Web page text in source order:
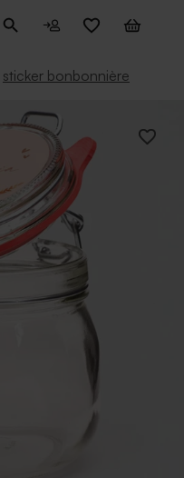
sticker bonbonnière